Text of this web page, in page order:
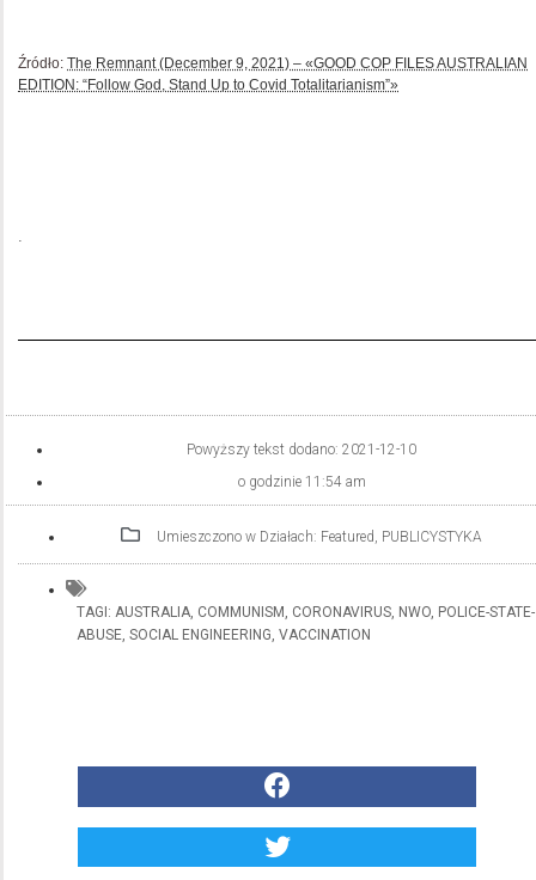
Źródło: The Remnant (December 9, 2021) – «GOOD COP FILES AUSTRALIAN
EDITION: “Follow God, Stand Up to Covid Totalitarianism”»
.
Powyższy tekst dodano: 2021-12-10
o godzinie 11:54 am
Umieszczono w Działach: Featured, PUBLICYSTYKA
TAGI: AUSTRALIA, COMMUNISM , CORONAVIRUS, NWO, POLICE-STATE-
ABUSE, SOCIAL ENGINEERING, VACCINATION